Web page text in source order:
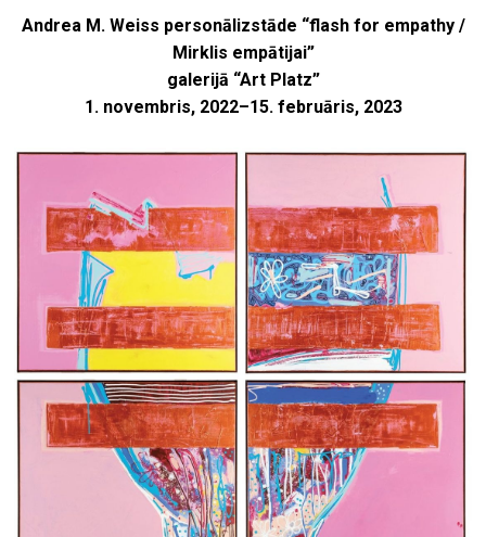
Andrea M. Weiss personālizstāde “flash for empathy /
Mirklis empātijai”
galerijā “Art Platz”
1. novembris, 2022–15. februāris, 2023